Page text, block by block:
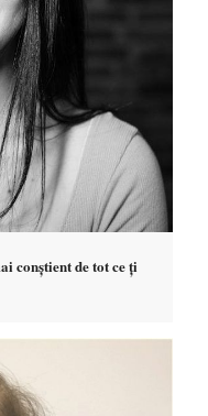
conștient de tot ce ți